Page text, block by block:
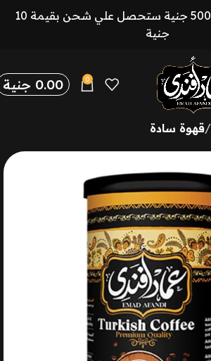
عند شراؤك بمبلغ 500 جنية ستحصل علي شحن بقيمة 10
جنية
0
0.00 جنية
قهوة سادة